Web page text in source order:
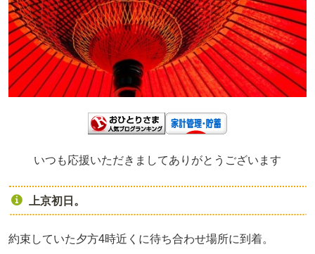
いつも応援いただきましてありがとうございます
上京初日。
約束していた夕方4時近くに待ち合わせ場所に到着。